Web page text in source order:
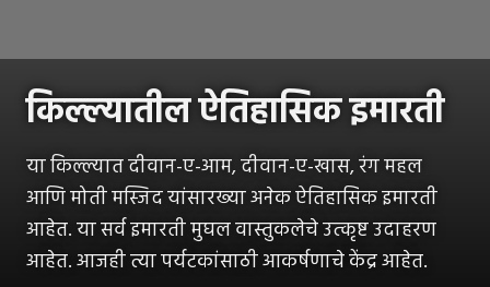
किल्ल्यातील ऐतिहासिक इमारती
या किल्ल्यात दीवान-ए-आम, दीवान-ए-खास, रंग महल
आणि मोती मस्जिद यांसारख्या अनेक ऐतिहासिक इमारती
आहेत. या सर्व इमारती मुघल वास्तुकलेचे उत्कृष्ट उदाहरण
आहेत. आजही त्या पर्यटकांसाठी आकर्षणाचे केंद्र आहेत.